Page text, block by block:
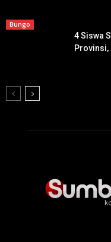
Bungo
4 Siswa
Provinsi,